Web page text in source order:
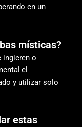
en un
místicas?
ingieren o
el
y utilizar solo
estas